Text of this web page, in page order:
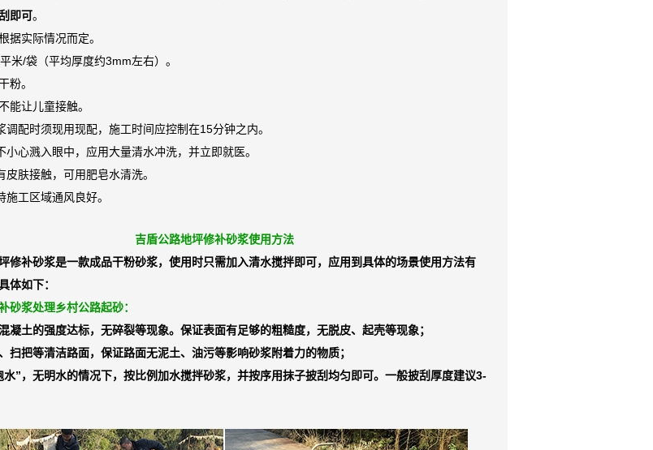
即可。
据实际情况而定。
米/袋（平均厚度约3mm左右）。
粉。
能让儿童接触。
须现用现配，施工时间应控制在15分钟之内。
入眼中，应用大量清水冲洗，并立即就医。
触，可用肥皂水清洗。
区域通风良好。
吉盾公路地坪修补砂浆使用方法
修补砂浆是一款成品干粉砂浆，使用时只需加入清水搅拌即可，应用到具体的场景使用方法有
体如下：
砂浆处理乡村公路起砂：
凝土的强度达标，无碎裂等现象。保证表面有足够的粗糙度，无脱皮、起壳等现象；
扫把等清洁路面，保证路面无泥土、油污等影响砂浆附着力的物质；
水”，无明水的情况下，按比例加水搅拌砂浆，并按序用抹子披刮均匀即可。一般披刮厚度建议3-